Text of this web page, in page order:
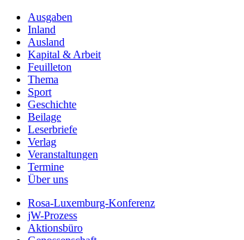
Ausgaben
Inland
Ausland
Kapital & Arbeit
Feuilleton
Thema
Sport
Geschichte
Beilage
Leserbriefe
Verlag
Veranstaltungen
Termine
Über uns
Rosa-Luxemburg-Konferenz
jW-Prozess
Aktionsbüro